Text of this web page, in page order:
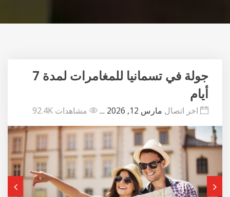
جولة في تسمانيا للمغامرات لمدة 7
أيام
اخر اتصال مارس 12, 2026 ــ مشاهدات 92.4K